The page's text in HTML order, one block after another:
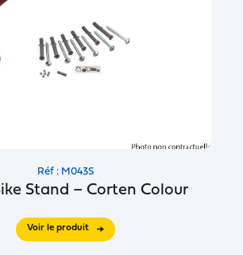
Réf : M043S
Stand – Corten Colour
Voir le produit